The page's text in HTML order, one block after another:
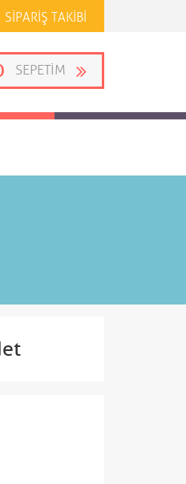
SIPARIŞ TAKIBI
SEPETIM